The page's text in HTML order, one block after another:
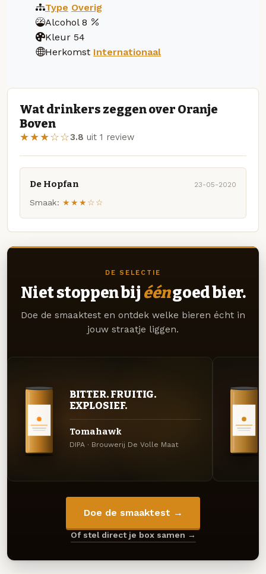
Type Overig
Alcohol 8
Kleur 54
Herkomst Internationaal
Wat drinkers zeggen over Oranje
Boven
★★★☆☆3.8 uit 1 review
De Hopfan 23-05-2020
Smaak: ★★★☆☆
DE SELECTIE
Niet stoppen bij ééngoed bier.
Doe de smaaktest en ontdek welke bieren écht in
jouw straatje liggen.
BITTER. FRUITIG.
EXPLOSIEF.
Tomahawk
DIPA · Brouwerij De Volle Maat
Doe de smaaktest →
Of stel direct je box samen →